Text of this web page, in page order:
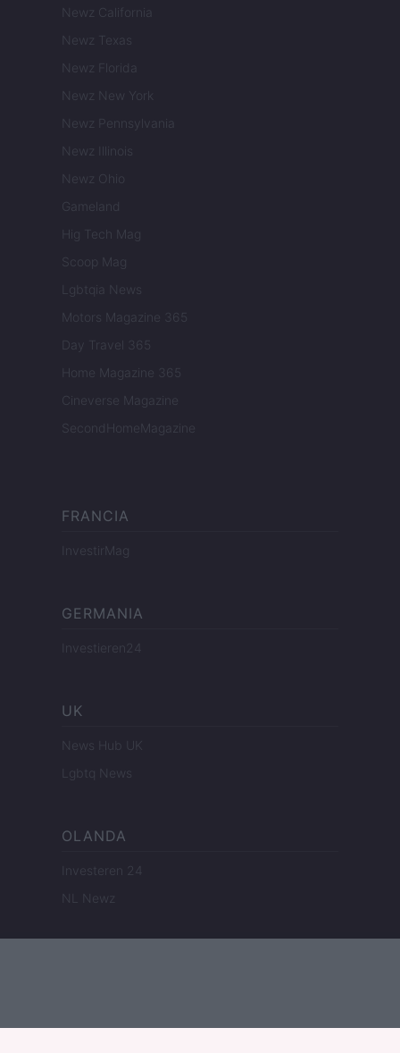
Newz California
Newz Texas
Newz Florida
Newz New York
Newz Pennsylvania
Newz Illinois
Newz Ohio
Gameland
Hig Tech Mag
Scoop Mag
Lgbtqia News
Motors Magazine 365
Day Travel 365
Home Magazine 365
Cineverse Magazine
SecondHomeMagazine
FRANCIA
InvestirMag
GERMANIA
Investieren24
UK
News Hub UK
Lgbtq News
OLANDA
Investeren 24
NL Newz